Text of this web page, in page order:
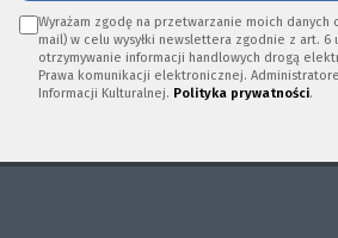
Wyrażam zgodę na przetwarzanie moich danych
mail) w celu wysyłki newslettera zgodnie z art. 6
otrzymywanie informacji handlowych drogą
Prawa komunikacji elektronicznej.
Informacji Kulturalnej. Polityka prywatności.